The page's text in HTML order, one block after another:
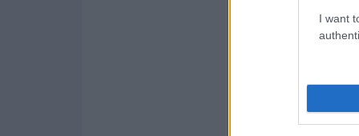
I want